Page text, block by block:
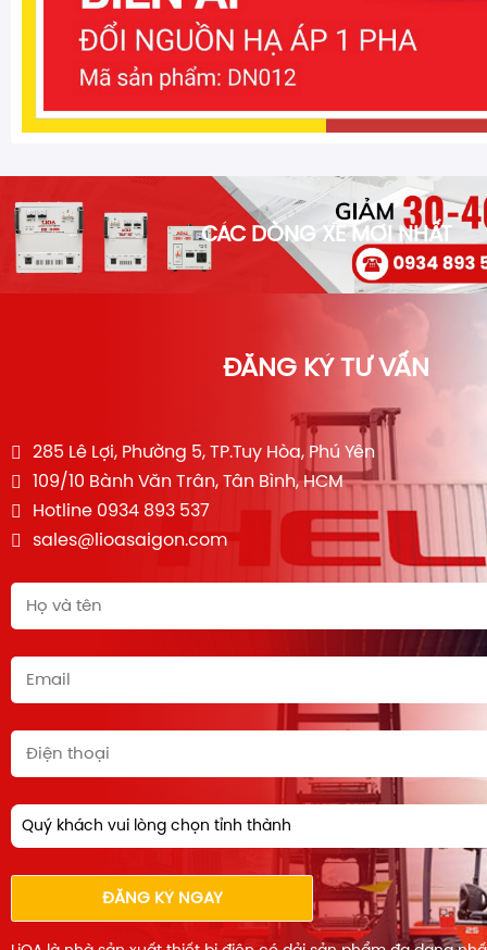
CÁC DÒNG XE MỚI NHẤT
ĐĂNG KÝ TƯ VẤN
285 Lê Lợi, Phường 5, TP.Tuy Hòa, Phú Yên
109/10 Bành Văn Trân, Tân Bình, HCM
Hotline 0934 893 537
sales@lioasaigon.com
Quý khách vui lòng chọn tỉnh thành
ĐĂNG KÝ NGAY